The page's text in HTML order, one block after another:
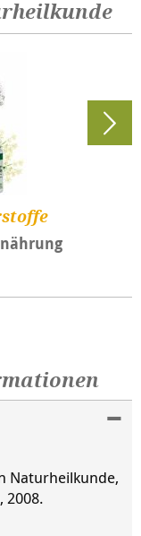
Naturheilkunde,
2008.